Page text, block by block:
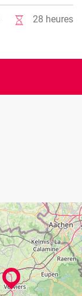
28 heures